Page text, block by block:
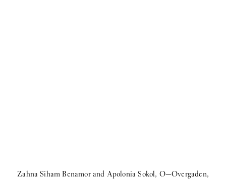
Zahna Siham Benamor and Apolonia Sokol, O—Overgaden,